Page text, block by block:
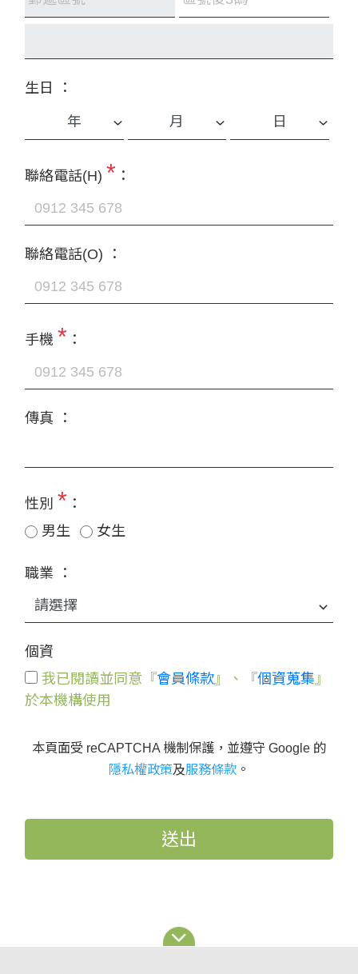
生日 ：
聯絡電話(H) * ：
聯絡電話(O) ：
手機 * ：
傳真 ：
性別 * ：
男生
女生
職業 ：
個資
我已閱讀並同意『會員條款 』、『個資蒐集 』
於本機構使用
本頁面受 reCAPTCHA 機制保護，並遵守 Google 的
隱私權政策及服務條款 。
送出